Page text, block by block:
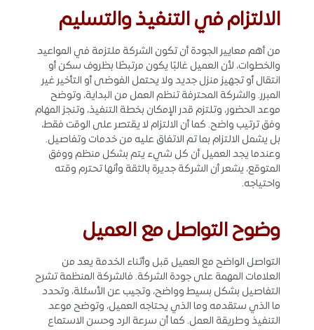
الالتزام في التنفيذ والتسليم
من أهم معايير الجودة أن تكون الشركة ملتزمة في المواعيد
والخطوات، لأن العميل غالبًا يكون مرتبطًا بظروف سكن أو
انتقال أو تجهيز منزل جديد ولا يحتمل الفوضى أو التأخير غير
المبرر. والشركة المحترفة تنظم العمل من البداية، وتوضح
موعد الحضور، وتلتزم قدر الإمكان بخطة التنفيذ، وتنجز المهام
وفق ترتيب واضح. كما أن الالتزام لا يقتصر على الوقت فقط،
بل يشمل الالتزام بما تم الاتفاق عليه من خدمات وتفاصيل.
وعندما يجد العميل أن كل شيء يتم بشكل منظم ووفق
المتوقع، يشعر أن الشركة جديرة بالثقة وأنها تحترم وقته
واحتياجه.
وضوح التواصل مع العميل
التواصل الواضح مع العميل قبل وأثناء الخدمة يعد من
العلامات المهمة على جودة الشركة. فالشركة المنظمة تشرح
التفاصيل بشكل بسيط وواضح، وتجيب عن الأسئلة، وتحدد
ما الذي ستقدمه وما الذي يحتاجه العميل، وتوضح موعد
التنفيذ وطريقة العمل. كما أن سرعة الرد وحسن الاستماع